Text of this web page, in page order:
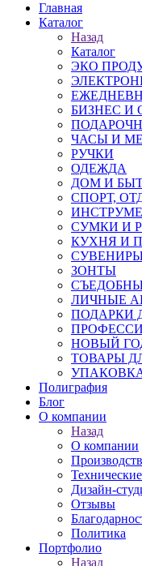
Главная
Каталог
Назад
Каталог
ЭКО
БИЗНЕС И
ЧАСЫ И
РУЧКИ
ОДЕЖДА
ДОМ И
СПОРТ,
СУМКИ И
КУХНЯ И
ЗОНТЫ
ЛИЧНЫЕ
ПОДАРКИ
НОВЫЙ
ТОВАРЫ
Полиграфия
Блог
О компании
Назад
О компании
Дизайн-
Отзывы
Политика
Портфолио
Назад